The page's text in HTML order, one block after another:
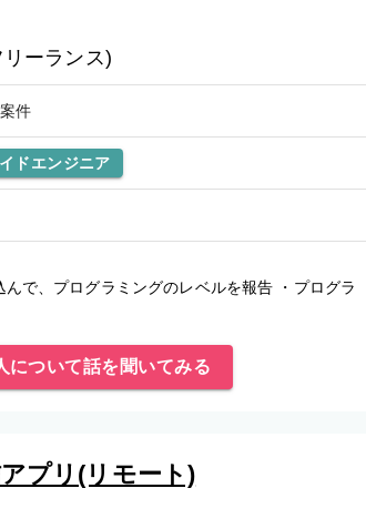
ーランス)
件
ドエンジニア
で、プログラミングのレベルを報告 ・プログラ
について話を聞いてみる
プリ(リモート)